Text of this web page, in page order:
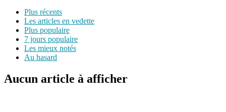
Plus récents
Les articles en vedette
Plus populaire
7 jours populaire
Les mieux notés
Au hasard
Aucun article à afficher